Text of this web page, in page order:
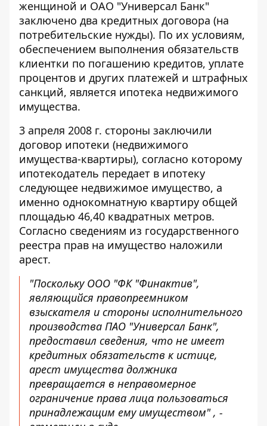
женщиной и ОАО "Универсал Банк"
заключено два кредитных договора (на
потребительские нужды). По их условиям,
обеспечением выполнения обязательств
клиентки по погашению кредитов, уплате
процентов и других платежей и штрафных
санкций, является ипотека недвижимого
имущества.
3 апреля 2008 г. стороны заключили
договор ипотеки (недвижимого
имущества-квартиры), согласно которому
ипотекодатель передает в ипотеку
следующее недвижимое имущество, а
именно однокомнатную квартиру общей
площадью 46,40 квадратных метров.
Согласно сведениям из государственного
реестра прав на имущество наложили
арест.
"Поскольку ООО "ФК "Финактив",
являющийся правопреемником
взыскателя и стороны исполнительного
производства ПАО "Универсал Банк",
предоставил сведения, что не имеет
кредитных обязательств к истице,
арест имущества должника
превращается в неправомерное
ограничение права лица пользоваться
принадлежащим ему имуществом" , -